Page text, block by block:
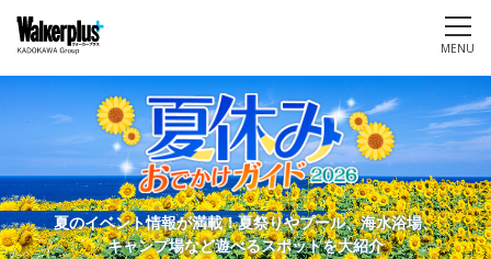
MENU
夏のイベント情報が満載！夏祭りやプール、海水浴場、
キャンプ場など遊べるスポットを大紹介